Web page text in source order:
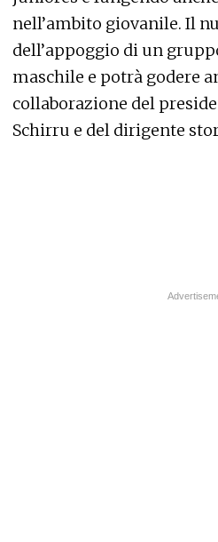
nell’ambito giovanile. Il
dell’appoggio di un
maschile e potrà godere
collaborazione del
Schirru e del dirigente